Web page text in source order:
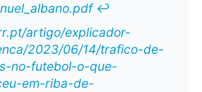
↩︎
artigo/explicador-
2023/06/14/trafico-de-
no-futebol-o-que-
em-riba-de-